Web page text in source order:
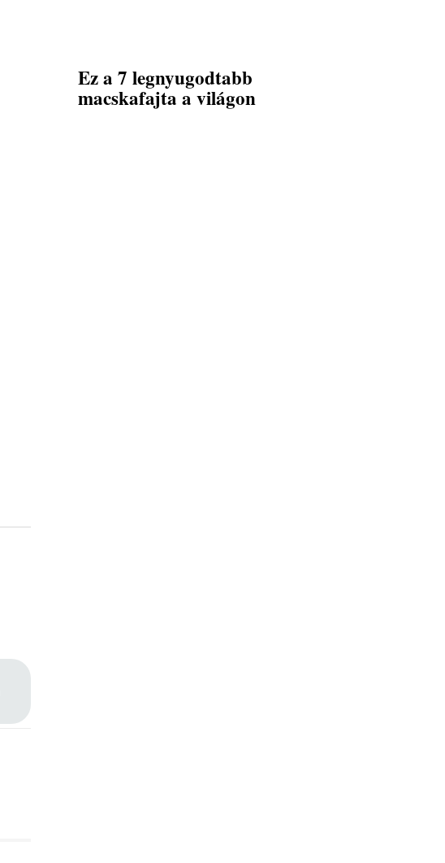
Ez a 7 legnyugodtabb
macskafajta a világon